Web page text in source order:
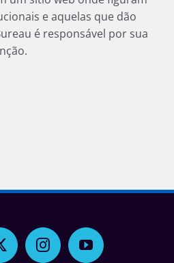
e aquelas que dão
é responsável por sua